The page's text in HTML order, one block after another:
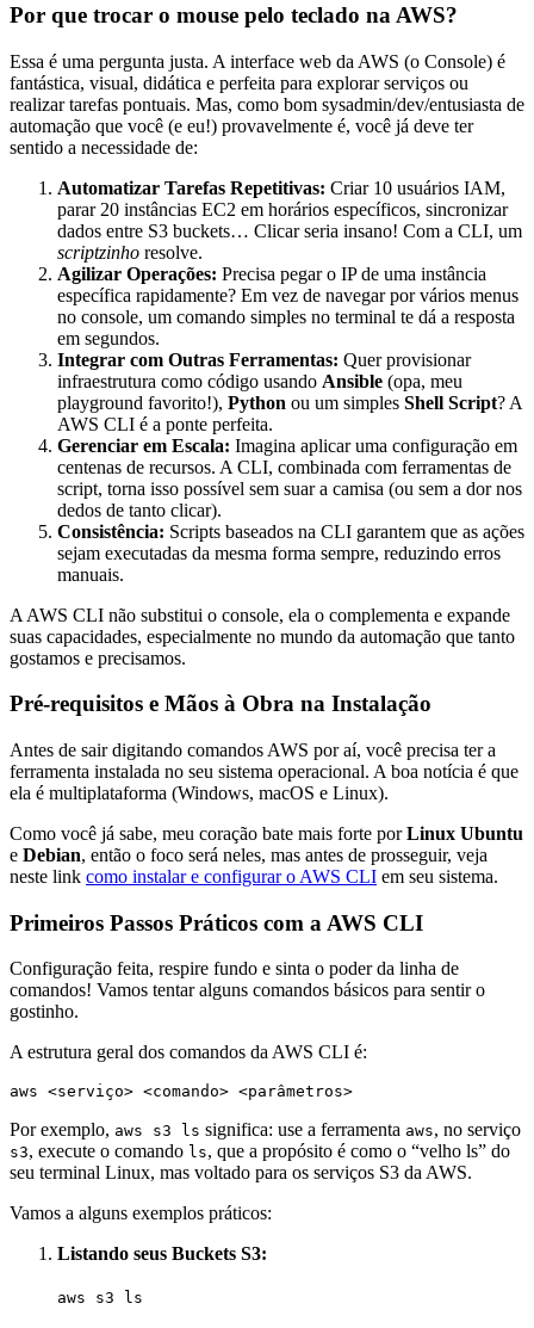
Por que trocar o mouse pelo teclado na AWS?
Essa é uma pergunta justa. A interface web da AWS (o Console) é
fantástica, visual, didática e perfeita para explorar serviços ou
realizar tarefas pontuais. Mas, como bom sysadmin/dev/entusiasta de
automação que você (e eu!) provavelmente é, você já deve ter
sentido a necessidade de:
Automatizar Tarefas Repetitivas: Criar 10 usuários IAM,
parar 20 instâncias EC2 em horários específicos, sincronizar
dados entre S3 buckets… Clicar seria insano! Com a CLI, um
scriptzinho resolve.
Agilizar Operações: Precisa pegar o IP de uma instância
específica rapidamente? Em vez de navegar por vários menus
no console, um comando simples no terminal te dá a resposta
em segundos.
Integrar com Outras Ferramentas: Quer provisionar
infraestrutura como código usando Ansible (opa, meu
playground favorito!), Python ou um simples Shell Script? A
AWS CLI é a ponte perfeita.
Gerenciar em Escala: Imagina aplicar uma configuração em
centenas de recursos. A CLI, combinada com ferramentas de
script, torna isso possível sem suar a camisa (ou sem a dor nos
dedos de tanto clicar).
Consistência: Scripts baseados na CLI garantem que as ações
sejam executadas da mesma forma sempre, reduzindo erros
manuais.
A AWS CLI não substitui o console, ela o complementa e expande
suas capacidades, especialmente no mundo da automação que tanto
gostamos e precisamos.
Pré-requisitos e Mãos à Obra na Instalação
Antes de sair digitando comandos AWS por aí, você precisa ter a
ferramenta instalada no seu sistema operacional. A boa notícia é que
ela é multiplataforma (Windows, macOS e Linux).
Como você já sabe, meu coração bate mais forte porLinux Ubuntu
e Debian, então o foco será neles, mas antes de prosseguir, veja
neste link como instalar e configurar o AWS CLI em seu sistema.
Primeiros Passos Práticos com a AWS CLI
Configuração feita, respire fundo e sinta o poder da linha de
comandos! Vamos tentar alguns comandos básicos para sentir o
gostinho.
A estrutura geral dos comandos da AWS CLI é:
aws <serviço> <comando> <parâmetros>
Por exemplo, aws s3 ls significa: use a ferramenta aws, no serviço
s3, execute o comando ls, que a propósito é como o “velho ls” do
seu terminal Linux, mas voltado para os serviços S3 da AWS.
Vamos a alguns exemplos práticos:
Listando seus Buckets S3:
aws s3 ls